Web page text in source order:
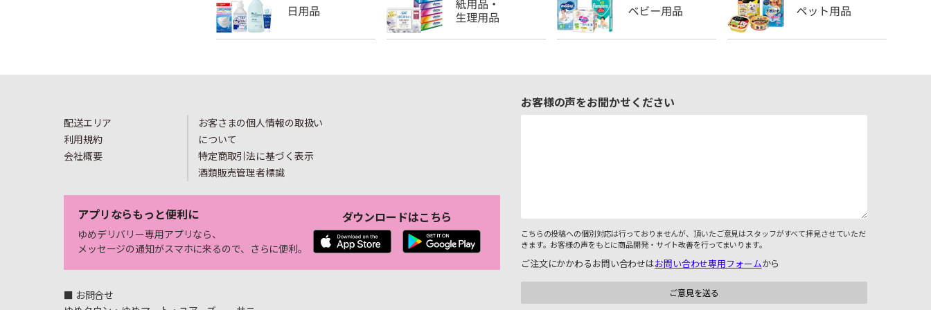
配送エリア
利用規約
会社概要
お客さまの個人情報の取扱い
について
特定商取引法に基づく表示
酒類販売管理者標識
アプリならもっと便利に
ゆめデリバリー専用アプリなら、
メッセージの通知がスマホに来るので、さらに便利。
ダウンロードはこちら
■ お問合せ
お客様の声をお聞かせください
こちらの投稿への個別対応は行っておりませんが、頂いたご意見はスタッフがすべて拝見させていただ
きます。お客様の声をもとに商品開発・サイト改善を行ってまいります。
ご注文にかかわるお問い合わせはお問い合わせ専用フォームから